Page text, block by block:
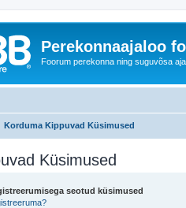
Perekonnaajaloo
Foorum perekonna ning suguvõsa
Korduma Kippuvad Küsimused
Küsimused
seotud küsimused